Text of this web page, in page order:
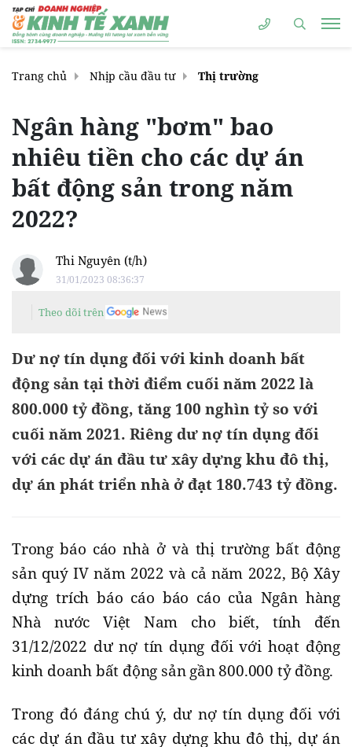
Trang chủ Nhịp cầu đầu tư Thị trường
Ngân hàng "bơm" bao
nhiêu tiền cho các dự án
bất động sản trong năm
2022?
Thi Nguyên (t/h)
31/01/2023 08:36:37
Theo dõi trên
Dư nợ tín dụng đối với kinh doanh bất
động sản tại thời điểm cuối năm 2022 là
800.000 tỷ đồng, tăng 100 nghìn tỷ so với
cuối năm 2021. Riêng dư nợ tín dụng đối
với các dự án đầu tư xây dựng khu đô thị,
dự án phát triển nhà ở đạt 180.743 tỷ đồng.
Trong báo cáo nhà ở và thị trường bất động
sản quý IV năm 2022 và cả năm 2022, Bộ Xây
dựng trích báo cáo báo cáo của Ngân hàng
Nhà nước Việt Nam cho biết, tính đến
31/12/2022 dư nợ tín dụng đối với hoạt động
kinh doanh bất động sản gần 800.000 tỷ đồng.
Trong đó đáng chú ý, dư nợ tín dụng đối với
các dự án đầu tư xây dựng khu đô thị, dự án